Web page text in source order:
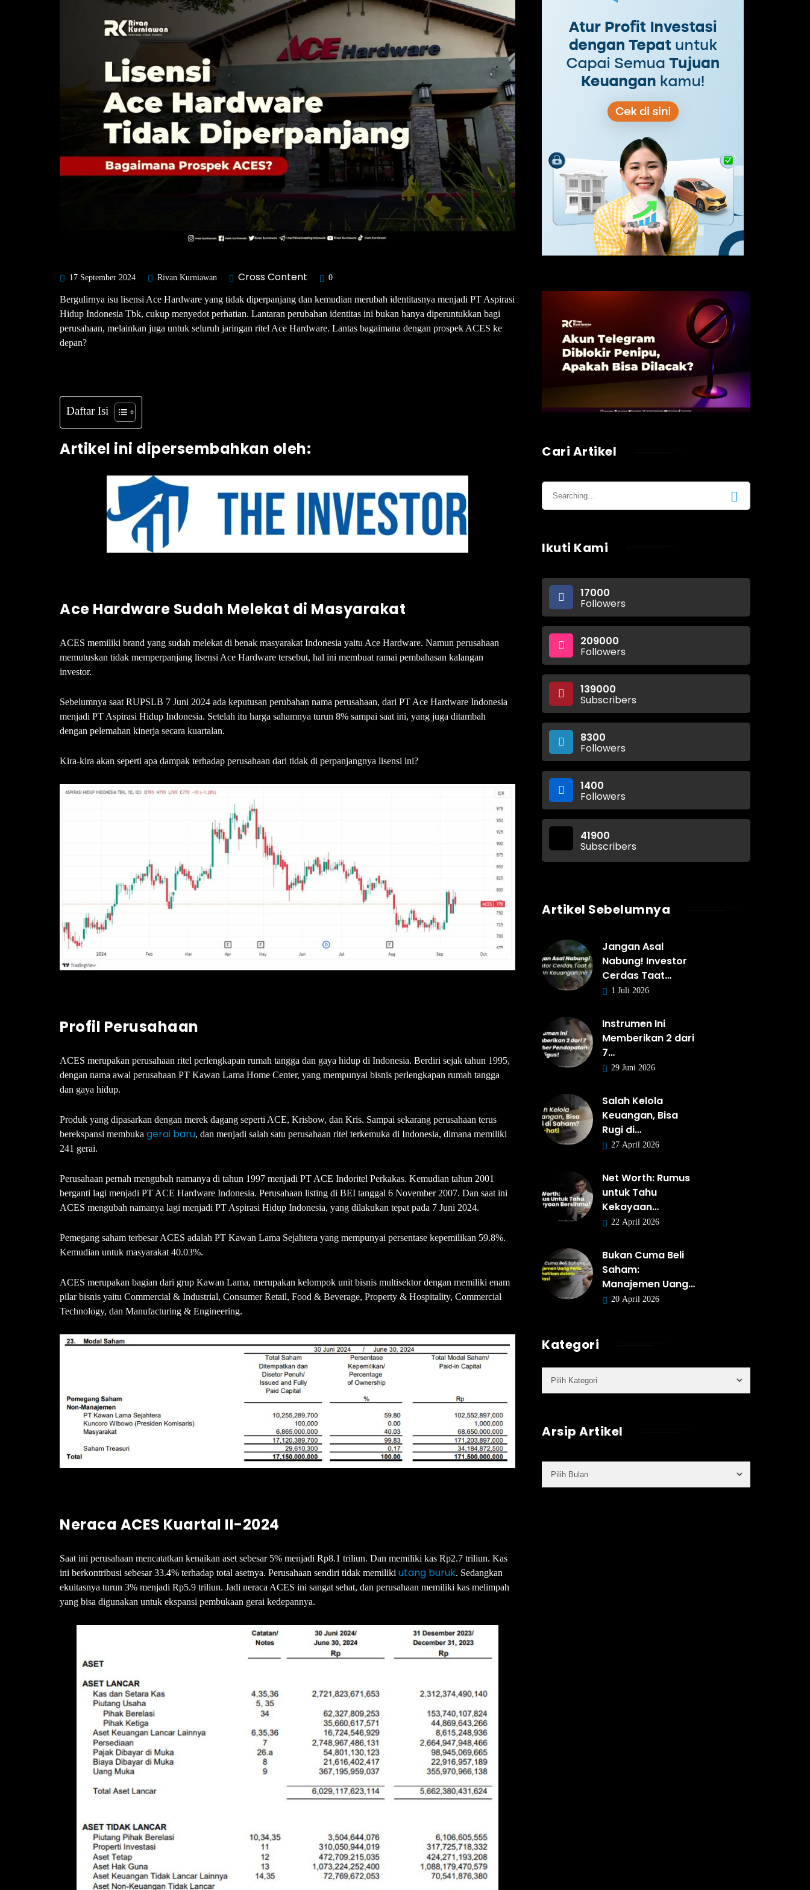
17 September 2024 Rivan Kurniawan Cross Content 0
Bergulirnya isu lisensi Ace Hardware yang tidak diperpanjang dan kemudian merubah identitasnya menjadi PT Aspirasi
Hidup Indonesia Tbk, cukup menyedot perhatian. Lantaran perubahan identitas ini bukan hanya diperuntukkan bagi
perusahaan, melainkan juga untuk seluruh jaringan ritel Ace Hardware. Lantas bagaimana dengan prospek ACES ke
depan?
Daftar Isi
Artikel ini dipersembahkan oleh:
Ace Hardware Sudah Melekat di Masyarakat
ACES memiliki brand yang sudah melekat di benak masyarakat Indonesia yaitu Ace Hardware. Namun perusahaan
memutuskan tidak memperpanjang lisensi Ace Hardware tersebut, hal ini membuat ramai pembahasan kalangan
investor.
Sebelumnya saat RUPSLB 7 Juni 2024 ada keputusan perubahan nama perusahaan, dari PT Ace Hardware Indonesia
menjadi PT Aspirasi Hidup Indonesia. Setelah itu harga sahamnya turun 8% sampai saat ini, yang juga ditambah
dengan pelemahan kinerja secara kuartalan.
Kira-kira akan seperti apa dampak terhadap perusahaan dari tidak di perpanjangnya lisensi ini?
Profil Perusahaan
ACES merupakan perusahaan ritel perlengkapan rumah tangga dan gaya hidup di Indonesia. Berdiri sejak tahun 1995,
dengan nama awal perusahaan PT Kawan Lama Home Center, yang mempunyai bisnis perlengkapan rumah tangga
dan gaya hidup.
Produk yang dipasarkan dengan merek dagang seperti ACE, Krisbow, dan Kris. Sampai sekarang perusahaan terus
berekspansi membuka gerai baru, dan menjadi salah satu perusahaan ritel terkemuka di Indonesia, dimana memiliki
241 gerai.
Perusahaan pernah mengubah namanya di tahun 1997 menjadi PT ACE Indoritel Perkakas. Kemudian tahun 2001
berganti lagi menjadi PT ACE Hardware Indonesia. Perusahaan listing di BEI tanggal 6 November 2007. Dan saat ini
ACES mengubah namanya lagi menjadi PT Aspirasi Hidup Indonesia, yang dilakukan tepat pada 7 Juni 2024.
Pemegang saham terbesar ACES adalah PT Kawan Lama Sejahtera yang mempunyai persentase kepemilikan 59.8%.
Kemudian untuk masyarakat 40.03%.
ACES merupakan bagian dari grup Kawan Lama, merupakan kelompok unit bisnis multisektor dengan memiliki enam
pilar bisnis yaitu Commercial & Industrial, Consumer Retail, Food & Beverage, Property & Hospitality, Commercial
Technology, dan Manufacturing & Engineering.
Neraca ACES Kuartal II-2024
Saat ini perusahaan mencatatkan kenaikan aset sebesar 5% menjadi Rp8.1 triliun. Dan memiliki kas Rp2.7 triliun. Kas
ini berkontribusi sebesar 33.4% terhadap total asetnya. Perusahaan sendiri tidak memiliki utang buruk. Sedangkan
ekuitasnya turun 3% menjadi Rp5.9 triliun. Jadi neraca ACES ini sangat sehat, dan perusahaan memiliki kas melimpah
yang bisa digunakan untuk ekspansi pembukaan gerai kedepannya.
Cari Artikel
Ikuti Kami
17000
Followers
209000
Followers
139000
Subscribers
8300
Followers
1400
Followers
41900
Subscribers
Artikel Sebelumnya
Jangan Asal
Nabung! Investor
Cerdas Taat…
1 Juli 2026
Instrumen Ini
Memberikan 2 dari
7…
29 Juni 2026
Salah Kelola
Keuangan, Bisa
Rugi di…
27 April 2026
Net Worth: Rumus
untuk Tahu
Kekayaan…
22 April 2026
Bukan Cuma Beli
Saham:
Manajemen Uang…
20 April 2026
Kategori
Arsip Artikel